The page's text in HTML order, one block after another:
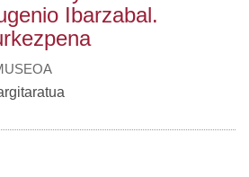
Ibarzabal.